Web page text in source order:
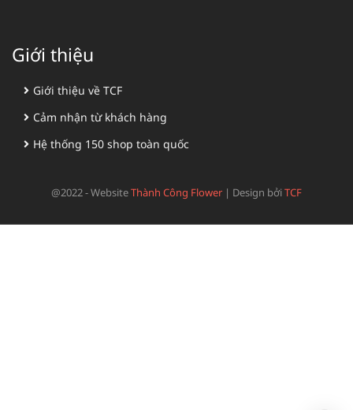
Giới thiệu
Giới thiệu về TCF
Cảm nhận từ khách hàng
Hệ thống 150 shop toàn quốc
@2022 - WebsiteThành Công Flower | Design bởiTCF